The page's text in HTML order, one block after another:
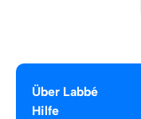
Über Labbé
Hilfe